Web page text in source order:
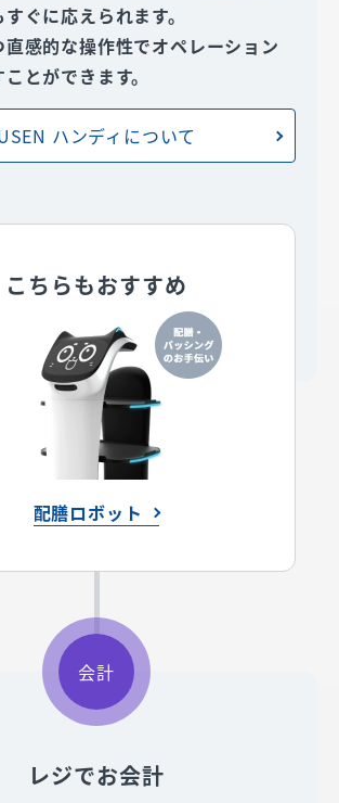
ぐに応えられます。
感的な操作性でオペレーション
とができます。
ハンディについて
こちらもおすすめ
配膳ロボット
会計
レジでお会計